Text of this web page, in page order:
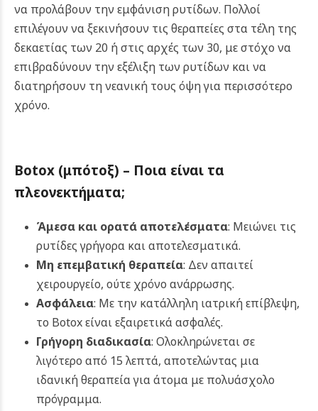
να προλάβουν την εμφάνιση ρυτίδων. Πολλοί
επιλέγουν να ξεκινήσουν τις θεραπείες στα τέλη της
δεκαετίας των 20 ή στις αρχές των 30, με στόχο να
επιβραδύνουν την εξέλιξη των ρυτίδων και να
διατηρήσουν τη νεανική τους όψη για περισσότερο
χρόνο.
Botox (μπότοξ) – Ποια είναι τα
πλεονεκτήματα;
Άμεσα και ορατά αποτελέσματα: Μειώνει τις
ρυτίδες γρήγορα και αποτελεσματικά.
Μη επεμβατική θεραπεία: Δεν απαιτεί
χειρουργείο, ούτε χρόνο ανάρρωσης.
Ασφάλεια: Με την κατάλληλη ιατρική επίβλεψη,
το Botox είναι εξαιρετικά ασφαλές.
Γρήγορη διαδικασία: Ολοκληρώνεται σε
λιγότερο από 15 λεπτά, αποτελώντας μια
ιδανική θεραπεία για άτομα με πολυάσχολο
πρόγραμμα.